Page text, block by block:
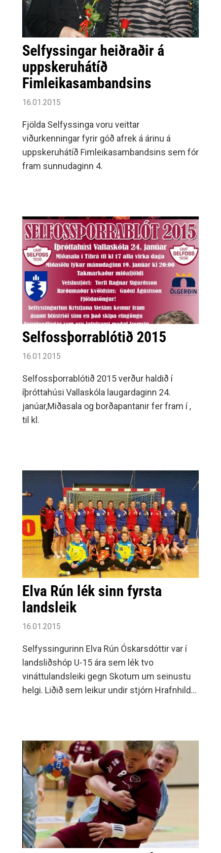
Selfyssingar heiðraðir á
uppskeruhátíð
Fimleikasambandsins
16.01.2015
Fjölda Selfyssinga voru veittar
viðurkenningar fyrir góð afrek á árinu á
uppskeruhátíð Fimleikasambandsins sem fór
fram sunnudaginn 4.
Selfossþorrablótið 2015
16.01.2015
Selfossþorrablótið 2015 verður haldið í
íþróttahúsi Vallaskóla laugardaginn 24.
janúar,Miðasala og borðapantanir fer fram í ,
til kl.
Elva Rún lék sinn fyrsta
landsleik
16.01.2015
Selfyssingurinn Elva Rún Óskarsdóttir var í
landsliðshóp U-15 ára sem lék tvo
vináttulandsleiki gegn Skotum um seinustu
helgi. Liðið sem leikur undir stjórn Hrafnhildar
landslið.---Elva Rún (í rauðum búning) önnur
frá hægri í neðri röð ásamt félögum sínum.